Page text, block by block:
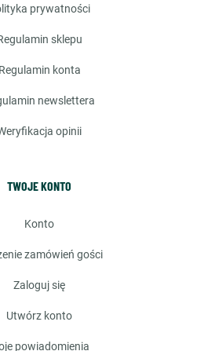
prywatności
regulamin sklepu
regulamin konta
newslettera
weryfikacja opinii
TWOJE KONTO
konto
zamówień gości
zaloguj się
utwórz konto
powiadomienia